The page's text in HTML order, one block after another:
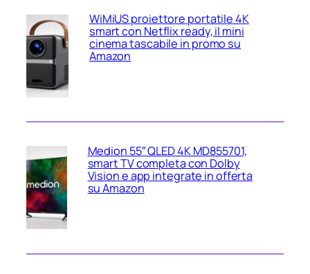
WiMiUS proiettore portatile 4K
smart con Netflix ready, il mini
cinema tascabile in promo su
Amazon
Medion 55″ QLED 4K MD855701,
smart TV completa con Dolby
Vision e app integrate in offerta
su Amazon